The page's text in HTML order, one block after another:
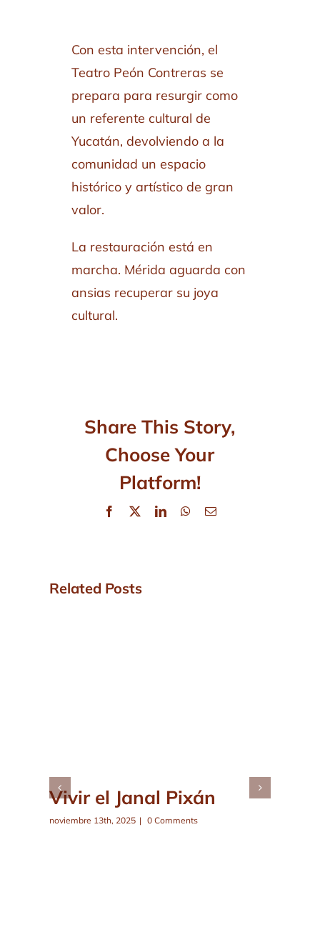
Con esta intervención, el
Teatro Peón Contreras se
prepara para resurgir como
un referente cultural de
Yucatán, devolviendo a la
comunidad un espacio
histórico y artístico de gran
valor.
La restauración está en
marcha. Mérida aguarda con
ansias recuperar su joya
cultural.
Share This Story,
Choose Your
Platform!
Facebook
X LinkedInWhatsApp
Email
Related Posts
Vivir el Janal Pixán
noviembre 13th, 2025 | 0 Comments